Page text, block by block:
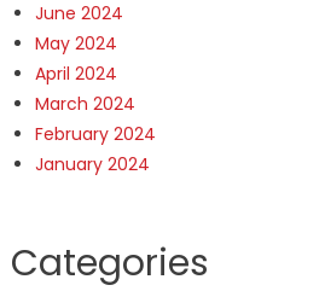
June 2024
May 2024
April 2024
March 2024
February 2024
January 2024
Categories